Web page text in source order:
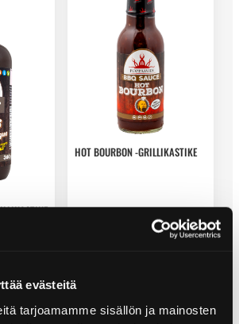
evästeitä
tarjoamamme sisällön ja mainosten
HOT BOURBON -GRILLIKASTIKE